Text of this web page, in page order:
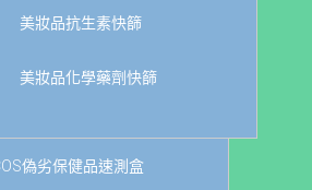
美妝品抗生素快篩
美妝品化學藥劑快篩
偽劣保健品速測盒